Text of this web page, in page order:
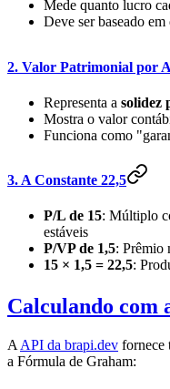
Mede quanto lucro
Deve ser baseado
2. Valor Patrimonial por
Representa a solidez
Mostra o valor
Funciona como
3. A Constante 22,5
P/L de 15: Múltiplo
estáveis
P/VP de 1,5: Prêmio
15 × 1,5 = 22,5:
Calculando com
A API da brapi.dev fornece
a Fórmula de Graham: